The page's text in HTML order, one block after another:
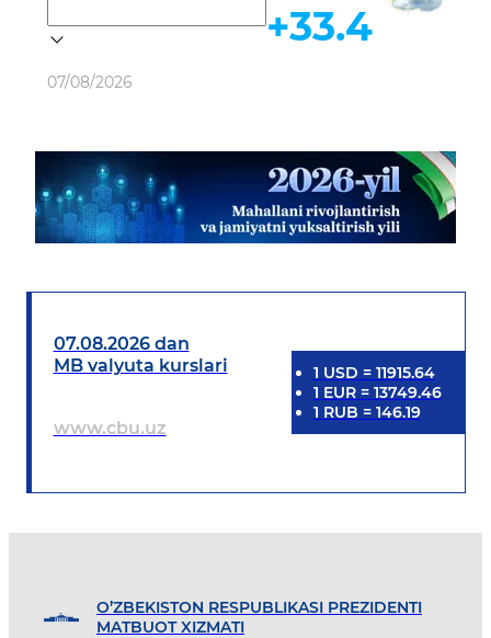
Ob-havo
07/08/2026
+33.4
07.08.2026 dan
MB valyuta kurslari
www.cbu.uz
1 USD = 11915.64
1 EUR= 13749.46
1 RUB = 146.19
O’ZBEKISTON RESPUBLIKASI PREZIDENTI
MATBUOT XIZMATI